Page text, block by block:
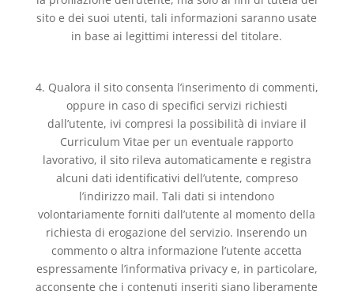
sito e dei suoi utenti, tali informazioni saranno usate
in base ai legittimi interessi del titolare.
4. Qualora il sito consenta l’inserimento di commenti,
oppure in caso di specifici servizi richiesti
dall’utente, ivi compresi la possibilità di inviare il
Curriculum Vitae per un eventuale rapporto
lavorativo, il sito rileva automaticamente e registra
alcuni dati identificativi dell’utente, compreso
l’indirizzo mail. Tali dati si intendono
volontariamente forniti dall’utente al momento della
richiesta di erogazione del servizio. Inserendo un
commento o altra informazione l’utente accetta
espressamente l’informativa privacy e, in particolare,
acconsente che i contenuti inseriti siano liberamente